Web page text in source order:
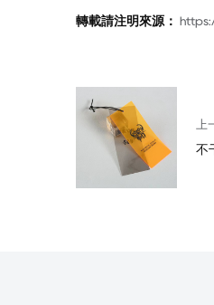
轉載請注明來源：
上
不